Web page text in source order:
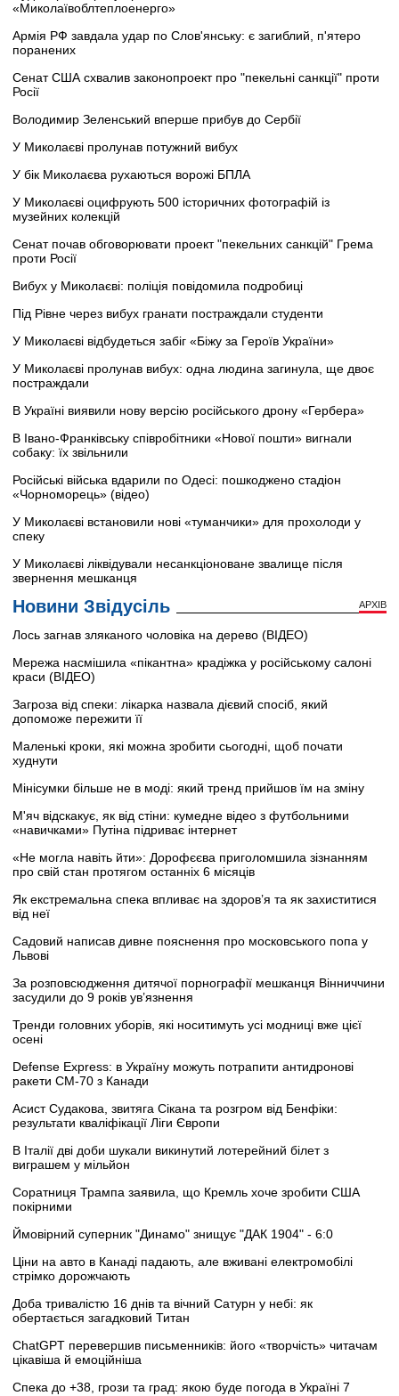
«Миколаївоблтеплоенерго»
Армія РФ завдала удар по Слов'янську: є загиблий, п'ятеро
поранених
Сенат США схвалив законопроект про "пекельні санкції" проти
Росії
Володимир Зеленський вперше прибув до Сербії
У Миколаєві пролунав потужний вибух
У бік Миколаєва рухаються ворожі БПЛА
У Миколаєві оцифрують 500 історичних фотографій із
музейних колекцій
Сенат почав обговорювати проект "пекельних санкцій" Грема
проти Росії
Вибух у Миколаєві: поліція повідомила подробиці
Під Рівне через вибух гранати постраждали студенти
У Миколаєві відбудеться забіг «Біжу за Героїв України»
У Миколаєві пролунав вибух: одна людина загинула, ще двоє
постраждали
В Україні виявили нову версію російського дрону «Гербера»
В Івано-Франківську співробітники «Нової пошти» вигнали
собаку: їх звільнили
Російські війська вдарили по Одесі: пошкоджено стадіон
«Чорноморець» (відео)
У Миколаєві встановили нові «туманчики» для прохолоди у
спеку
У Миколаєві ліквідували несанкціоноване звалище після
звернення мешканця
Новини Звідусіль АРХІВ
Лось загнав зляканого чоловіка на дерево (ВІДЕО)
Мережа насмішила «пікантна» крадіжка у російському салоні
краси (ВІДЕО)
Загроза від спеки: лікарка назвала дієвий спосіб, який
допоможе пережити її
Маленькі кроки, які можна зробити сьогодні, щоб почати
худнути
Мінісумки більше не в моді: який тренд прийшов їм на зміну
М'яч відскакує, як від стіни: кумедне відео з футбольними
«навичками» Путіна підриває інтернет
«Не могла навіть йти»: Дорофєєва приголомшила зізнанням
про свій стан протягом останніх 6 місяців
Як екстремальна спека впливає на здоров’я та як захиститися
від неї
Садовий написав дивне пояснення про московського попа у
Львові
За розповсюдження дитячої порнографії мешканця Вінниччини
засудили до 9 років ув’язнення
Тренди головних уборів, які носитимуть усі модниці вже цієї
осені
Defense Express: в Україну можуть потрапити антидронові
ракети CM-70 з Канади
Асист Судакова, звитяга Сікана та розгром від Бенфіки:
результати кваліфікації Ліги Європи
В Італії дві доби шукали викинутий лотерейний білет з
виграшем у мільйон
Соратниця Трампа заявила, що Кремль хоче зробити США
покірними
Ймовірний суперник "Динамо" знищує "ДАК 1904" - 6:0
Ціни на авто в Канаді падають, але вживані електромобілі
стрімко дорожчають
Доба тривалістю 16 днів та вічний Сатурн у небі: як
обертається загадковий Титан
ChatGPT перевершив письменників: його «творчість» читачам
цікавіша й емоційніша
Спека до +38, грози та град: якою буде погода в Україні 7